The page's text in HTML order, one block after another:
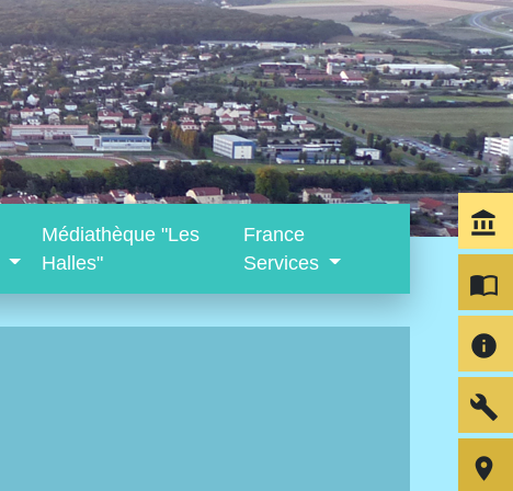
Médiathèque "Les
Halles"
France
Services
account_balance
import_contacts
info
build
room